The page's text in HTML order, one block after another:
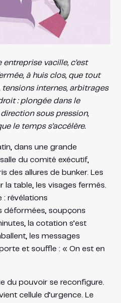
entreprise vacille, c’est
à huis clos, que tout
tensions internes, arbitrages
: plongée dans le
sous pression,
le temps s’accélère.
dans une grande
du comité exécutif,
des allures de bunker. Les
table, les visages fermés.
: révélations
déformées, soupçons
la cotation s’est
les messages
et souffle : « On est en
du pouvoir se reconfigure.
cellule d’urgence. Le